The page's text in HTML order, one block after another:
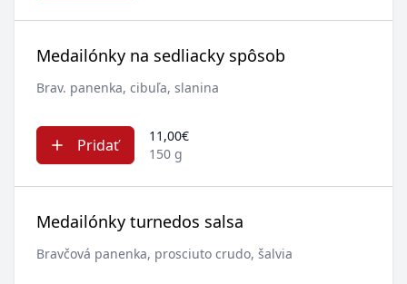
Medailónky na sedliacky spôsob
Brav. panenka, cibuľa, slanina
Pridať
11,00€
150 g
Medailónky turnedos salsa
Bravčová panenka, prosciuto crudo, šalvia